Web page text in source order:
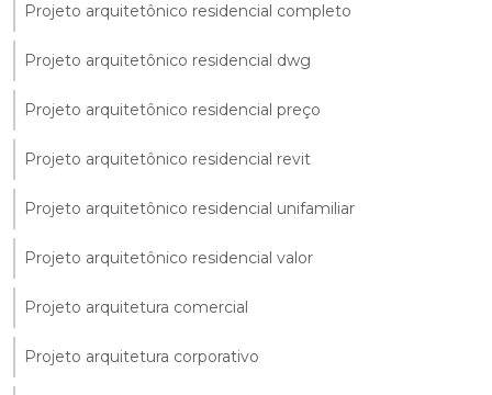
Projeto arquitetônico residencial completo
Projeto arquitetônico residencial dwg
Projeto arquitetônico residencial preço
Projeto arquitetônico residencial revit
Projeto arquitetônico residencial unifamiliar
Projeto arquitetônico residencial valor
Projeto arquitetura comercial
Projeto arquitetura corporativo